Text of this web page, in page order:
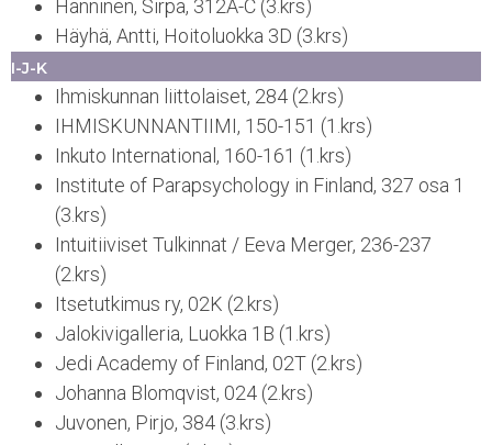
Hänninen, Sirpa, 312A-C (3.krs)
Häyhä, Antti, Hoitoluokka 3D (3.krs)
I-J-K
Ihmiskunnan liittolaiset, 284 (2.krs)
IHMISKUNNANTIIMI, 150-151 (1.krs)
Inkuto International, 160-161 (1.krs)
Institute of Parapsychology in Finland, 327 osa 1
(3.krs)
Intuitiiviset Tulkinnat / Eeva Merger, 236-237
(2.krs)
Itsetutkimus ry, 02K (2.krs)
Jalokivigalleria, Luokka 1B (1.krs)
Jedi Academy of Finland, 02T (2.krs)
Johanna Blomqvist, 024 (2.krs)
Juvonen, Pirjo, 384 (3.krs)